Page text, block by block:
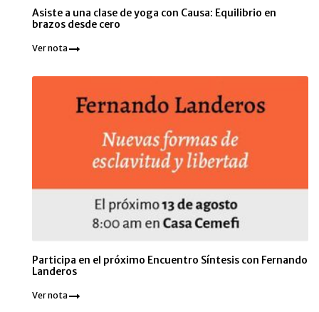
Asiste a una clase de yoga con Causa: Equilibrio en
brazos desde cero
Ver nota
Participa en el próximo Encuentro Síntesis con Fernando
Landeros
Ver nota